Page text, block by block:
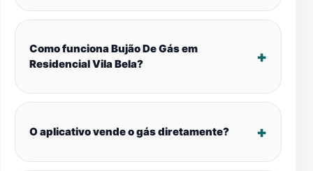
Como funciona Bujão De Gás em
Residencial Vila Bela?
O aplicativo vende o gás diretamente?